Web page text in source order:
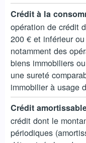
Crédit à la
opération de crédit
200 € et inférieur
notamment des
biens immobiliers
une sureté
immobilier à usage
Crédit
crédit dont le
périodiques